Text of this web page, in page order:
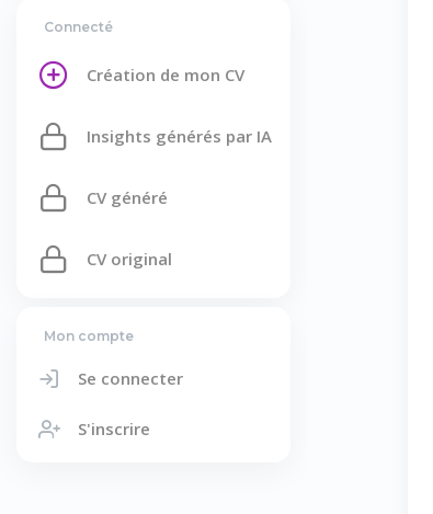
Connecté
Création de mon CV
Insights générés par IA
CV généré
CV original
Mon compte
Se connecter
S'inscrire